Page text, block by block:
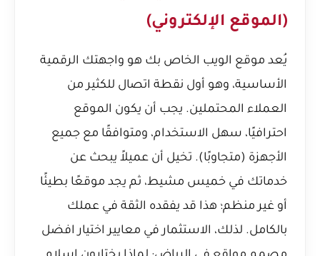
(الموقع الإلكتروني)
يُعد موقع الويب الخاص بك هو واجهتك الرقمية
الأساسية، وهو أول نقطة اتصال للكثير من
العملاء المحتملين. يجب أن يكون الموقع
احترافيًا، سهل الاستخدام، ومتوافقًا مع جميع
الأجهزة (متجاوبًا). تخيل أن عميلاً يبحث عن
خدماتك في خميس مشيط، ثم يجد موقعًا بطيئًا
أو غير منظم؛ هذا قد يفقده الثقة في عملك
بالكامل. لذلك، الاستثمار في معايير اختيار افضل